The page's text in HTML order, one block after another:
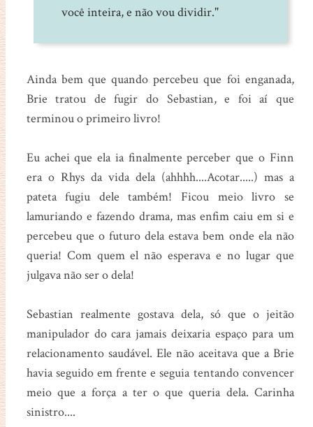
você inteira, e não vou dividir."
Ainda bem que quando percebeu que foi enganada,
Brie tratou de fugir do Sebastian, e foi aí que
terminou o primeiro livro!
Eu achei que ela ia finalmente perceber que o Finn
era o Rhys da vida dela (ahhhh....Acotar.....) mas a
pateta fugiu dele também! Ficou meio livro se
lamuriando e fazendo drama, mas enfim caiu em si e
percebeu que o futuro dela estava bem onde ela não
queria! Com quem el não esperava e no lugar que
julgava não ser o dela!
Sebastian realmente gostava dela, só que o jeitão
manipulador do cara jamais deixaria espaço para um
relacionamento saudável. Ele não aceitava que a Brie
havia seguido em frente e seguia tentando convencer
meio que a força a ter o que queria dela. Carinha
sinistro....